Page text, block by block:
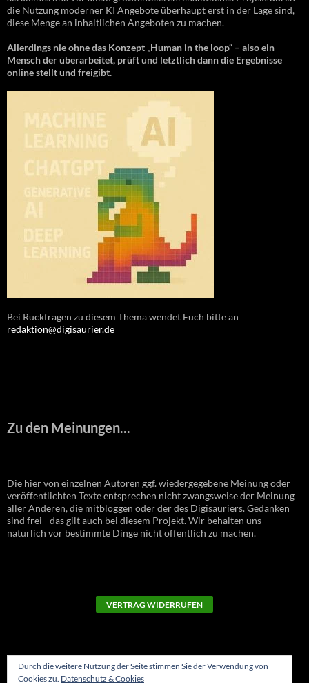
die Nutzung moderner KI Angebote überhaupt erst in der Lage sind,
diese Menge an inhaltlichen Angeboten zu machen.
Allerdings nie ohne das Konzept „Human in the loop“ – also ein
Mensch der überarbeitet, prüft und letztlich dann die Ergebnisse
online stellt und freigibt.
Bei Rückfragen zu diesem Thema wendet Euch bitte an
redaktion@digisaurier.de
Zu den Meinungen...
Die hier von einzelnen Autoren ggf. wiedergegebene Meinung oder
veröffentlichten Texte entsprechen nicht zwangsweise der Meinung
aller Anderen, die mitbloggen oder der des Digisauriers. Gedanken
sind frei - das gilt auch bei diesem Projekt. Wir behalten uns
natürlich vor bestimmte Dinge nicht öffentlich zu machen.
VERTRAG WIDERRUFEN
Durch die weitere Nutzung der Seite stimmen Sie der Verwendung von
Cookies zu. Datenschutz & Cookies